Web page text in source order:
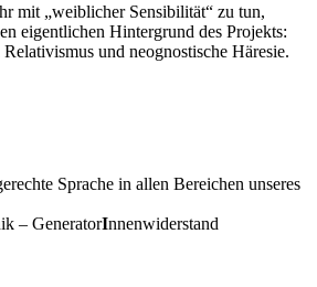
mit „weiblicher Sensibilität“ zu tun,
eigentlichen Hintergrund des Projekts:
und neognostische Häresie.
Sprache in allen Bereichen unseres
– GeneratorInnenwiderstand